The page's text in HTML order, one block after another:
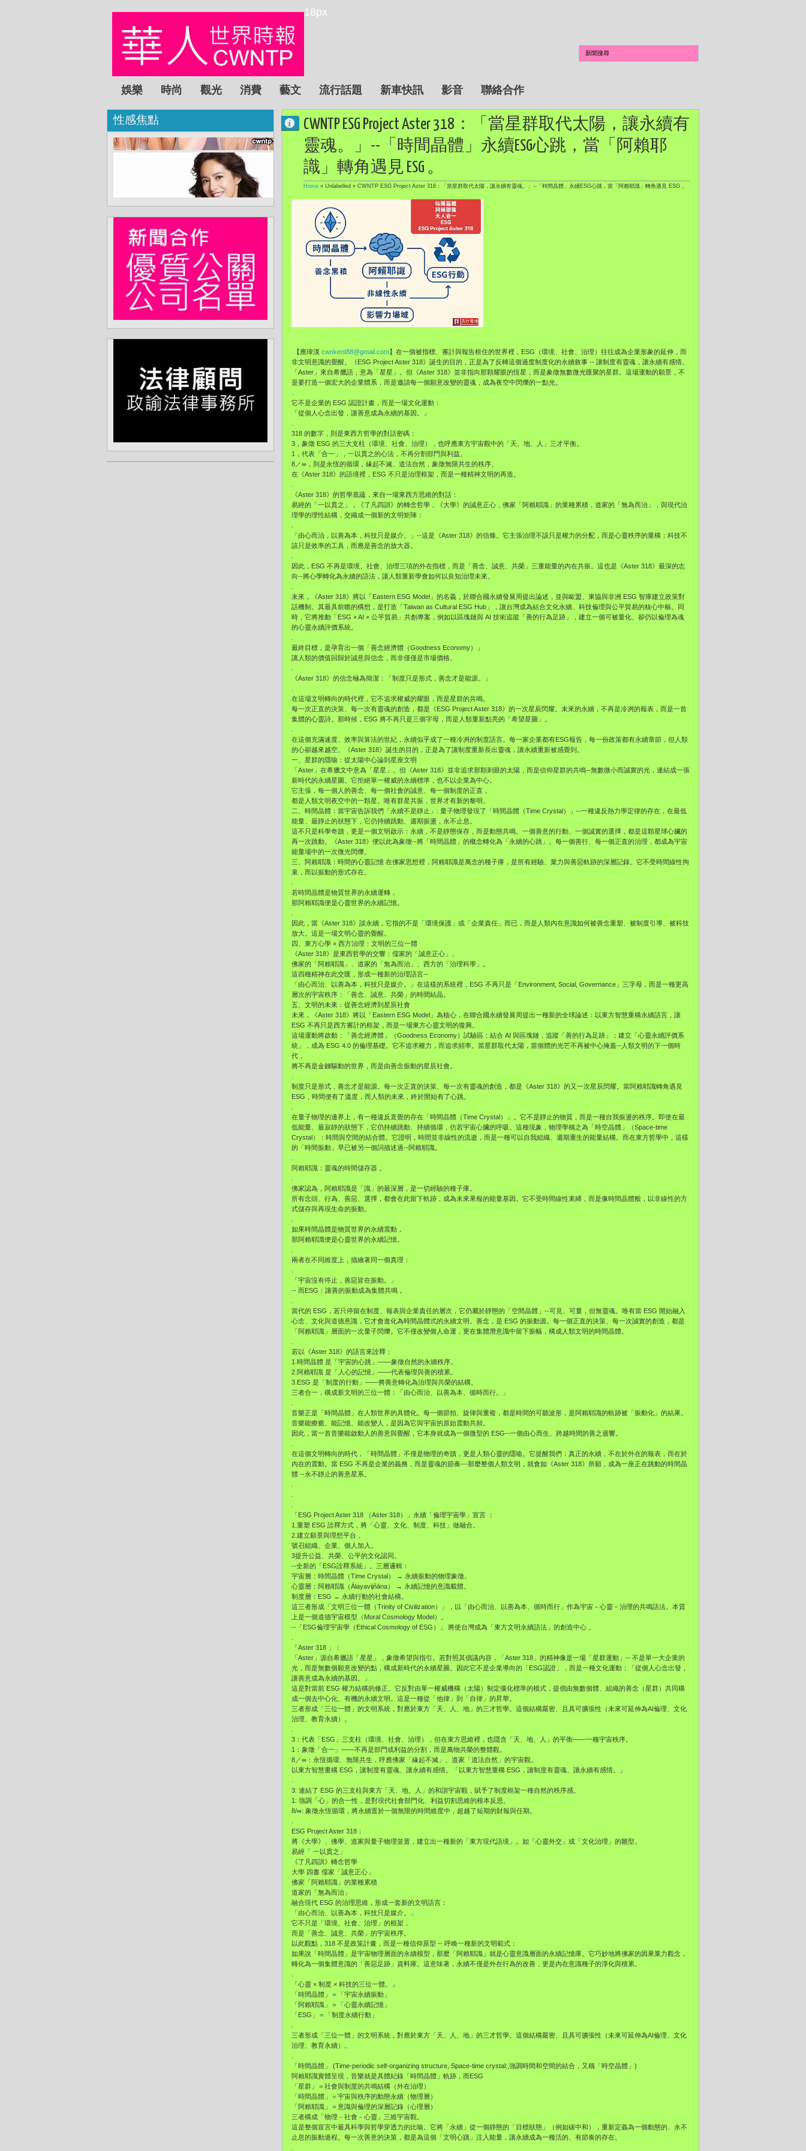
18px
娛樂 時尚 觀光 消費 藝文 流行話題 新車快訊 影音 聯絡合作
CWNTP ESG Project Aster 318：「當星群取代太陽，讓永續有
靈魂。」--「時間晶體」永續ESG心跳，當「阿賴耶
識」轉角遇見 ESG 。
Home » Unlabelled » CWNTP ESG Project Aster 318：「當星群取代太陽，讓永續有靈魂。」--「時間晶體」永續ESG心跳，當「阿賴耶識」轉角遇見 ESG 。
【應瑋漢 cwnkent88@gmail.com】在一個被指標、審計與報告框住的世界裡，ESG（環境、社會、治理）往往成為企業形象的延伸，而
非文明意識的覺醒。《ESG Project Aster 318》誕生的目的，正是為了反轉這個過度制度化的永續敘事 -- 讓制度有靈魂，讓永續有感情。
「Aster」來自希臘語，意為「星星」。但《Aster 318》並非指向那顆耀眼的恆星，而是象徵無數微光匯聚的星群。這場運動的願景，不
是要打造一個宏大的企業體系，而是邀請每一個願意改變的靈魂，成為夜空中閃爍的一點光。
它不是企業的 ESG 認證計畫，而是一場文化運動：
「從個人心念出發，讓善意成為永續的基因。」
318 的數字，則是東西方哲學的對話密碼：
3，象徵 ESG 的三大支柱（環境、社會、治理），也呼應東方宇宙觀中的「天、地、人」三才平衡。
1，代表「合一」，一以貫之的心法，不再分割部門與利益。
8／∞，則是永恆的循環，緣起不滅、道法自然，象徵無限共生的秩序。
在《Aster 318》的語境裡，ESG 不只是治理框架，而是一種精神文明的再造。
《Aster 318》的哲學底蘊，來自一場東西方思維的對話：
易經的「一以貫之」，《了凡四訓》的轉念哲學，《大學》的誠意正心，佛家「阿賴耶識」的業種累積，道家的「無為而治」，與現代治
理學的理性結構，交織成一個新的文明矩陣：
「由心而治，以善為本，科技只是媒介。」--這是《Aster 318》的信條。它主張治理不該只是權力的分配，而是心靈秩序的重構；科技不
該只是效率的工具，而應是善念的放大器。
因此，ESG 不再是環境、社會、治理三項的外在指標，而是「善念、誠意、共榮」三重能量的內在共振。這也是《Aster 318》最深的志
向--將心學轉化為永續的語法，讓人類重新學會如何以良知治理未來。
未來，《Aster 318》將以「Eastern ESG Model」的名義，於聯合國永續發展周提出論述，並與歐盟、東協與非洲 ESG 智庫建立政策對
話機制。其最具前瞻的構想，是打造「Taiwan as Cultural ESG Hub」，讓台灣成為結合文化永續、科技倫理與公平貿易的核心中樞。同
時，它將推動「ESG × AI × 公平貿易」共創專案，例如以區塊鏈與 AI 技術追蹤「善的行為足跡」，建立一個可被量化、卻仍以倫理為魂
的心靈永續評價系統。
最終目標，是孕育出一個「善念經濟體（Goodness Economy）」
讓人類的價值回歸於誠意與信念，而非僅僅是市場價格。
《Aster 318》的信念極為簡潔：「制度只是形式，善念才是能源。」
在這場文明轉向的時代裡，它不追求權威的耀眼，而是星群的共鳴。
每一次正直的決策、每一次有靈魂的創造，都是《ESG Project Aster 318》的一次星辰閃耀。未來的永續，不再是冷冽的報表，而是一首
集體的心靈詩。那時候，ESG 將不再只是三個字母，而是人類重新點亮的「希望星圖」。
在這個充滿速度、效率與算法的世紀，永續似乎成了一種冷冽的制度語言。每一家企業都有ESG報告，每一份政策都有永續章節，但人類
的心卻越來越空。《Aster 318》誕生的目的，正是為了讓制度重新長出靈魂，讓永續重新被感覺到。
一、星群的隱喻：從太陽中心論到星座文明
「Aster」在希臘文中意為「星星」。但《Aster 318》並非追求那顆刺眼的太陽，而是信仰星群的共鳴--無數微小而誠實的光，連結成一張
新時代的永續星圖。它拒絕單一權威的永續標準，也不以企業為中心。
它主張，每一個人的善念、每一個社會的誠意、每一個制度的正直，
都是人類文明夜空中的一顆星。唯有群星共振，世界才有新的黎明。
二、時間晶體：當宇宙告訴我們「永續不是靜止」: 量子物理發現了「時間晶體（Time Crystal）」--一種違反熱力學定律的存在，在最低
能量、最靜止的狀態下，它仍持續跳動、週期振盪，永不止息。
這不只是科學奇蹟，更是一個文明啟示：永續，不是靜態保存，而是動態共鳴。一個善意的行動、一個誠實的選擇，都是這顆星球心臟的
再一次跳動。《Aster 318》便以此為象徵--將「時間晶體」的概念轉化為「永續的心跳」。每一個善行、每一個正直的治理，都成為宇宙
能量場中的一次微光閃爍。
三、阿賴耶識：時間的心靈記憶 在佛家思想裡，阿賴耶識是萬念的種子庫，是所有經驗、業力與善惡軌跡的深層記錄。它不受時間線性拘
束，而以振動的形式存在。
若時間晶體是物質世界的永續運轉，
那阿賴耶識便是心靈世界的永續記憶。
因此，當《Aster 318》談永續，它指的不是「環境保護」或「企業責任」而已，而是人類內在意識如何被善念重塑、被制度引導、被科技
放大。這是一場文明心靈的覺醒。
四、東方心學 × 西方治理：文明的三位一體
《Aster 318》是東西哲學的交響：儒家的「誠意正心」、
佛家的「阿賴耶識」、道家的「無為而治」、西方的「治理科學」。
這四種精神在此交匯，形成一種新的治理語言--
「由心而治、以善為本，科技只是媒介。」在這樣的系統裡，ESG 不再只是「Environment, Social, Governance」三字母，而是一種更高
層次的宇宙秩序：「善念、誠意、共榮」的時間結晶。
五、文明的未來：從善念經濟到星辰社會
未來，《Aster 318》將以「Eastern ESG Model」為核心，在聯合國永續發展周提出一種新的全球論述：以東方智慧重構永續語言，讓
ESG 不再只是西方審計的框架，而是一場東方心靈文明的復興。
這場運動將啟動：「善念經濟體」（Goodness Economy）試驗區；結合 AI 與區塊鏈，追蹤「善的行為足跡」；建立「心靈永續評價系
統」，成為 ESG 4.0 的倫理基礎。它不追求權力，而追求頻率。當星群取代太陽，當個體的光芒不再被中心掩蓋--人類文明的下一個時
代，
將不再是金錢驅動的世界，而是由善念振動的星辰社會。
制度只是形式，善念才是能源。每一次正直的決策、每一次有靈魂的創造，都是《Aster 318》的又一次星辰閃耀。當阿賴耶識轉角遇見
ESG，時間便有了溫度，而人類的未來，終於開始有了心跳。
在量子物理的邊界上，有一種違反直覺的存在「時間晶體（Time Crystal）」。它不是靜止的物質，而是一種自我振盪的秩序。即使在最
低能量、最寂靜的狀態下，它仍持續跳動、持續循環，仿若宇宙心臟的呼吸。這種現象，物理學稱之為「時空晶體」（Space-time
Crystal）：時間與空間的結合體。它證明，時間並非線性的流逝，而是一種可以自我組織、週期重生的能量結構。而在東方哲學中，這樣
的「時間振動」早已被另一個詞描述過--阿賴耶識。
阿賴耶識：靈魂的時間儲存器 。
佛家認為，阿賴耶識是「識」的最深層，是一切經驗的種子庫。
所有念頭、行為、善惡、選擇，都會在此留下軌跡，成為未來果報的能量基因。它不受時間線性束縛，而是像時間晶體般，以非線性的方
式儲存與再現生命的振動。
如果時間晶體是物質世界的永續震動，
那阿賴耶識便是心靈世界的永續記憶。
兩者在不同維度上，描繪著同一個真理：
「宇宙沒有停止，善惡皆在振動。」
-- 而ESG：讓善的振動成為集體共鳴 。
當代的 ESG，若只停留在制度、報表與企業責任的層次，它仍屬於靜態的「空間晶體」--可見、可量，但無靈魂。唯有當 ESG 開始融入
心念、文化與道德意識，它才會進化為時間晶體式的永續文明。善念，是 ESG 的振動源。每一個正直的決策、每一次誠實的創造，都是
「阿賴耶識」層面的一次量子閃爍。它不僅改變個人命運，更在集體潛意識中留下振幅，構成人類文明的時間晶體。
若以《Aster 318》的語言來詮釋：
1.時間晶體 是「宇宙的心跳」——象徵自然的永續秩序。
2.阿賴耶識 是「人心的記憶」——代表倫理與善的積累。
3.ESG 是「制度的行動」——將善意轉化為治理與共榮的結構。
三者合一，構成新文明的三位一體：「由心而治、以善為本、循時而行。」
音樂正是「時間晶體」在人類世界的具體化。每一個節拍、旋律與重複，都是時間的可聽波形，是阿賴耶識的軌跡被「振動化」的結果。
音樂能療癒、能記憶、能改變人，是因為它與宇宙的原始震動共頻。
因此，當一首音樂能啟動人的善意與覺醒，它本身就成為一個微型的 ESG--一個由心而生、跨越時間的善之迴響。
在這個文明轉向的時代，「時間晶體」不僅是物理的奇蹟，更是人類心靈的隱喻。它提醒我們：真正的永續，不在於外在的報表，而在於
內在的震動。當 ESG 不再是企業的義務，而是靈魂的節奏---那麼整個人類文明，就會如《Aster 318》所願，成為一座正在跳動的時間晶
體 --永不靜止的善意星系。
「ESG Project Aster 318 （Aster 318）」永續「倫理宇宙學」宣言 ：
1.重塑 ESG 詮釋方式，將「心靈、文化、制度、科技」做融合。
2.建立願景與理想平台，
號召組織、企業、個人加入。
3提升公益、共榮、公平的文化認同。
--全新的「ESG詮釋系統」。三層邏輯：
宇宙層：時間晶體（Time Crystal） → 永續振動的物理象徵。
心靈層：阿賴耶識（Ālayavijñāna） → 永續記憶的意識載體。
制度層：ESG → 永續行動的社會結構。
這三者形成「文明三位一體（Trinity of Civilization）」，以「由心而治、以善為本、循時而行」作為宇宙－心靈－治理的共鳴語法。本質
上是一個道德宇宙模型（Moral Cosmology Model）。
--「ESG倫理宇宙學（Ethical Cosmology of ESG）」 將使台灣成為「東方文明永續語法」的創造中心 。
「Aster 318 」：
「Aster」源自希臘語「星星」，象徵希望與指引。若對照其倡議內容，「Aster 318」的精神像是一場「星群運動」-- 不是單一大企業的
光，而是無數個願意改變的點，構成新時代的永續星圖。因此它不是企業導向的「ESG認證」，而是一種文化運動：「從個人心念出發，
讓善意成為永續的基因。」
這是對當前 ESG 權力結構的修正。它反對由單一權威機構（太陽）制定僵化標準的模式，提倡由無數個體、組織的善念（星群）共同構
成一個去中心化、有機的永續文明。這是一種從「他律」到「自律」的昇華。
三者形成「三位一體」的文明系統，對應於東方「天、人、地」的三才哲學。這個結構嚴密、且具可擴張性（未來可延伸為AI倫理、文化
治理、教育永續）。
3：代表「ESG」三支柱（環境、社會、治理），但在東方思維裡，也隱含「天、地、人」的平衡——一種宇宙秩序。
1：象徵「合一」——不再是部門或利益的分割，而是萬物共榮的整體觀。
8／∞：永恆循環、無限共生，呼應佛家「緣起不滅」、道家「道法自然」的宇宙觀。
以東方智慧重構 ESG，讓制度有靈魂、讓永續有感情。「以東方智慧重構 ESG，讓制度有靈魂、讓永續有感情。」
3: 連結了 ESG 的三支柱與東方「天、地、人」的和諧宇宙觀，賦予了制度框架一種自然的秩序感。
1: 強調「心」的合一性，是對現代社會部門化、利益切割思維的根本反思。
8/∞: 象徵永恆循環，將永續置於一個無限的時間維度中，超越了短期的財報與任期。
ESG Project Aster 318：
將《大學》、佛學、道家與量子物理並置，建立出一種新的「東方現代語境」。如「心靈外交」或「文化治理」的雛型。
易經「 一以貫之」
《了凡四訓》轉念哲學
大學 四書 儒家「誠意正心」
佛家「阿賴耶識」的業種累積
道家的「無為而治」
融合現代 ESG 的治理思維，形成一套新的文明語言：
「由心而治、以善為本，科技只是媒介。」
它不只是「環境、社會、治理」的框架，
而是「善念、誠意、共榮」的宇宙秩序。
以此觀點，318 不是政策計畫，而是一種信仰原型 -- 呼喚一種新的文明範式：
如果說「時間晶體」是宇宙物理層面的永續模型，那麼「阿賴耶識」就是心靈意識層面的永續記憶庫。它巧妙地將佛家的因果業力觀念，
轉化為一個集體意識的「善惡足跡」資料庫。這意味著，永續不僅是外在行為的改善，更是內在意識種子的淨化與積累。
「心靈 × 制度 × 科技的三位一體。」
「時間晶體」＝「宇宙永續振動」
「阿賴耶識」＝「心靈永續記憶」
「ESG」＝「制度永續行動」
三者形成「三位一體」的文明系統，對應於東方「天、人、地」的三才哲學。這個結構嚴密、且具可擴張性（未來可延伸為AI倫理、文化
治理、教育永續）。
「時間晶體」 (Time-periodic self-organizing structure, Space-time crystal:,強調時間和空間的結合，又稱「時空晶體」)
阿賴耶識實體呈現，音樂就是具體紀錄「時間晶體」軌跡，而ESG
「星群」＝社會與制度的共鳴結構（外在治理）
「時間晶體」＝宇宙與秩序的動態永續（物理層）
「阿賴耶識」＝意識與倫理的深層記錄（心理層）
三者構成「物理－社會－心靈」三維宇宙觀。
這是整個宣言中最具科學與哲學穿透力的比喻。它將「永續」從一個靜態的「目標狀態」（例如碳中和），重新定義為一個動態的、永不
止息的振動過程。每一次善意的決策，都是為這個「文明心跳」注入能量，讓永續成為一種活的、有節奏的存在。
性感焦點